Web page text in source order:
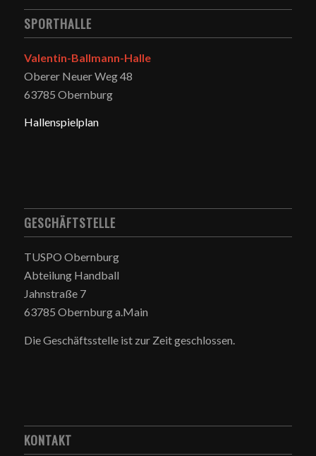
SPORTHALLE
Valentin-Ballmann-Halle
Oberer Neuer Weg 48
63785 Obernburg
Hallenspielplan
GESCHÄFTSTELLE
TUSPO Obernburg
Abteilung Handball
Jahnstraße 7
63785 Obernburg a.Main
Die Geschäftsstelle ist zur Zeit geschlossen.
KONTAKT